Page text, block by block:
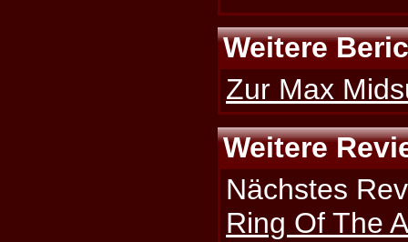
Weitere
Zur Max
Weitere
Nächstes
Ring Of The